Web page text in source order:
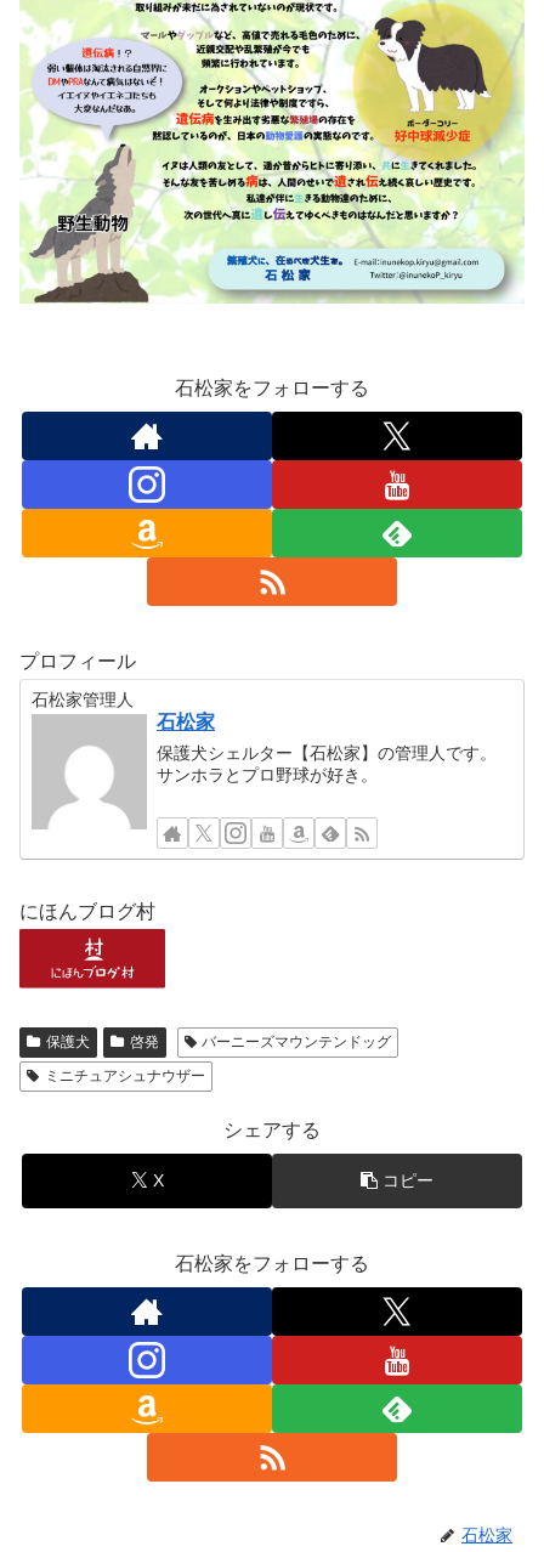
石松家をフォローする
プロフィール
石松家管理人
石松家
保護犬シェルター【石松家】の管理人です。
サンホラとプロ野球が好き。
にほんブログ村
保護犬 啓発
バーニーズマウンテンドッグ
ミニチュアシュナウザー
シェアする
X コピー
石松家をフォローする
石松家